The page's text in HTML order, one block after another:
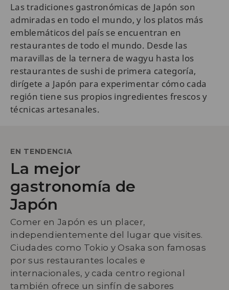
Las tradiciones gastronómicas de Japón son
admiradas en todo el mundo, y los platos más
emblemáticos del país se encuentran en
restaurantes de todo el mundo. Desde las
maravillas de la ternera de wagyu hasta los
restaurantes de sushi de primera categoría,
dirígete a Japón para experimentar cómo cada
región tiene sus propios ingredientes frescos y
técnicas artesanales.
EN TENDENCIA
La mejor
gastronomía de
Japón
Comer en Japón es un placer,
independientemente del lugar que visites.
Ciudades como Tokio y Osaka son famosas
por sus restaurantes locales e
internacionales, y cada centro regional
también ofrece un sinfín de sabores